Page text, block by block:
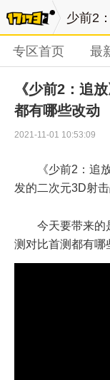
少前2
专区首页 最
《少前2：追
都有哪些改动
2021-11-01 10:53:09
《少前2：追
发的二次元3D射
今天要带来的
测对比首测都有哪